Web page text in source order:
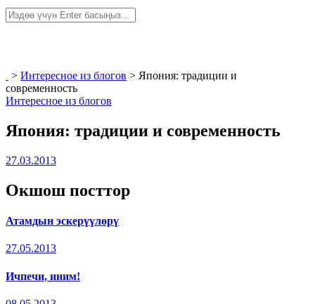
> Интересное из блогов > Япония: традиции и
современность
Интересное из блогов
Япония: традиции и современность
27.03.2013
Окшош посттор
Атамдын эскерүүлөрү
27.05.2013
Ичпечи, иним!